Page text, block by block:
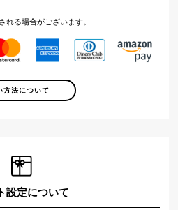
る場合がございます。
方法について
設定について